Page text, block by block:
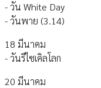
- วัน White Day
- วันพาย (3.14)
18 มีนาคม
- วันรีไซเคิลโลก
20 มีนาคม